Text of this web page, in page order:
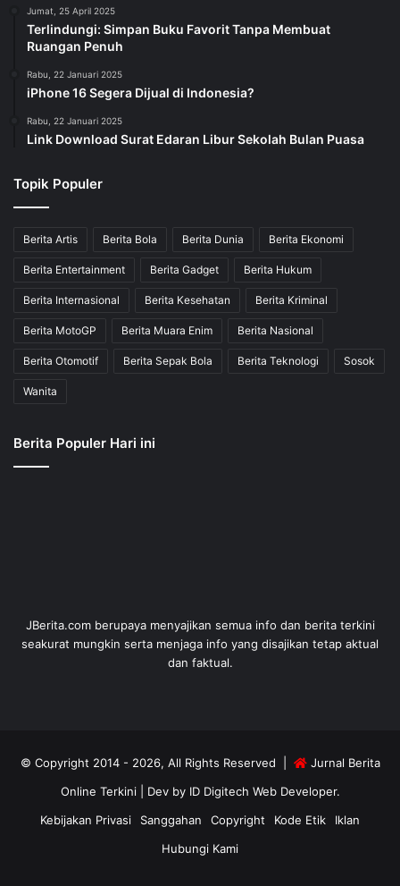
Jumat, 25 April 2025
Terlindungi: Simpan Buku Favorit Tanpa Membuat
Ruangan Penuh
Rabu, 22 Januari 2025
iPhone 16 Segera Dijual di Indonesia?
Rabu, 22 Januari 2025
Link Download Surat Edaran Libur Sekolah Bulan Puasa
Topik Populer
Berita Artis Berita Bola Berita Dunia Berita Ekonomi
Berita Entertainment Berita Gadget Berita Hukum
Berita Internasional Berita Kesehatan Berita Kriminal
Berita MotoGP Berita Muara Enim Berita Nasional
Berita Otomotif Berita Sepak Bola Berita Teknologi Sosok
Wanita
Berita Populer Hari ini
JBerita.com berupaya menyajikan semua info dan berita terkini
seakurat mungkin serta menjaga info yang disajikan tetap aktual
dan faktual.
© Copyright 2014 - 2026, All Rights Reserved |
Jurnal Berita
Online Terkini| Dev by ID Digitech Web Developer.
Kebijakan Privasi
Sanggahan Copyright Kode Etik
Iklan
Hubungi Kami